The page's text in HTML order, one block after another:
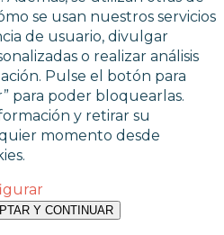
se usan nuestros servicios
de usuario, divulgar
o realizar análisis
Pulse el botón para
para poder bloquearlas.
y retirar su
momento desde
Y CONTINUAR